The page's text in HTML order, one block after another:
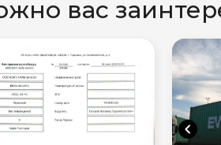
вас
chevron_left